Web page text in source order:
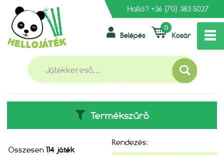
Halló? +36 (70) 383 5027
Kosár
0
Belépés
AKCIÓS JÁTÉKOK
Termékszűrő
Összesen 114 játék
Rendezés: